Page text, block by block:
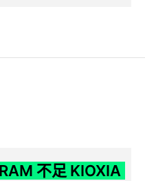
不足 KIOXIA